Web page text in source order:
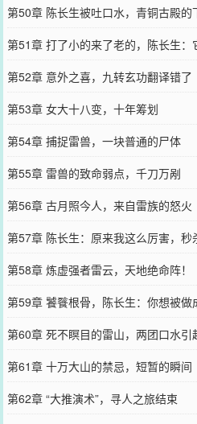
第50章 陈长生被吐口水，青铜古殿的
第51章 打了小的来了老的，陈长生：
第52章 意外之喜，九转玄功翻译错了
第53章 女大十八变，十年筹划
第54章 捕捉雷兽，一块普通的尸体
第55章 雷兽的致命弱点，千刀万剐
第56章 古月照今人，来自雷族的怒火
第57章 陈长生：原来我这么厉害，秒
第58章 炼虚强者雷云，天地绝命阵！
第59章 饕餮根骨，陈长生：你想被做
第60章 死不瞑目的雷山，两团口水引
第61章 十万大山的禁忌，短暂的瞬间
第62章 “大推演术”，寻人之旅结束